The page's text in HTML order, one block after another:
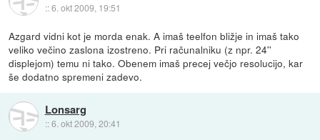
::6. okt 2009, 19:51
Azgard vidni kot je morda enak. A imaš teelfon bližje in imaš tako
veliko večino zaslona izostreno. Pri računalniku (z npr. 24''
displejom) temu ni tako. Obenem imaš precej večjo resolucijo, kar
še dodatno spremeni zadevo.
Lonsarg
::6. okt 2009, 20:41